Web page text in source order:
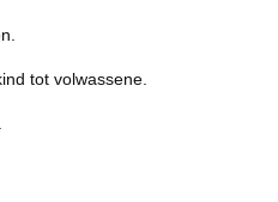
tot volwassene.